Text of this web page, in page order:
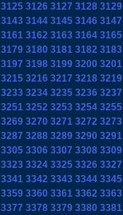
3125 3126 3127 3128 3129
3143 3144 3145 3146 3147
3161 3162 3163 3164 3165
3179 3180 3181 3182 3183
3197 3198 3199 3200 3201
3215 3216 3217 3218 3219
3233 3234 3235 3236 3237
3251 3252 3253 3254 3255
3269 3270 3271 3272 3273
3287 3288 3289 3290 3291
3305 3306 3307 3308 3309
3323 3324 3325 3326 3327
3341 3342 3343 3344 3345
3359 3360 3361 3362 3363
3377 3378 3379 3380 3381